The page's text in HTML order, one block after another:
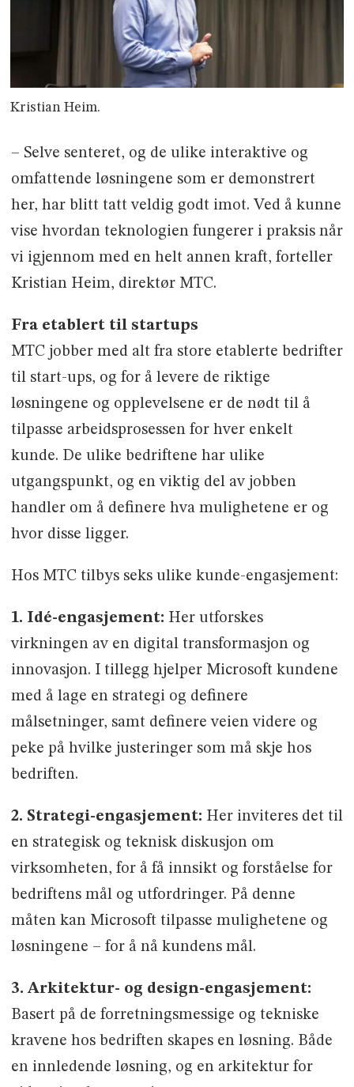
Kristian Heim.
– Selve senteret, og de ulike interaktive og
omfattende løsningene som er demonstrert
her, har blitt tatt veldig godt imot. Ved å kunne
vise hvordan teknologien fungerer i praksis når
vi igjennom med en helt annen kraft, forteller
Kristian Heim, direktør MTC.
Fra etablert til startups
MTC jobber med alt fra store etablerte bedrifter
til start-ups, og for å levere de riktige
løsningene og opplevelsene er de nødt til å
tilpasse arbeidsprosessen for hver enkelt
kunde. De ulike bedriftene har ulike
utgangspunkt, og en viktig del av jobben
handler om å definere hva mulighetene er og
hvor disse ligger.
Hos MTC tilbys seks ulike kunde-engasjement:
1. Idé-engasjement: Her utforskes
virkningen av en digital transformasjon og
innovasjon. I tillegg hjelper Microsoft kundene
med å lage en strategi og definere
målsetninger, samt definere veien videre og
peke på hvilke justeringer som må skje hos
bedriften.
2. Strategi-engasjement: Her inviteres det til
en strategisk og teknisk diskusjon om
virksomheten, for å få innsikt og forståelse for
bedriftens mål og utfordringer. På denne
måten kan Microsoft tilpasse mulighetene og
løsningene – for å nå kundens mål.
3. Arkitektur- og design-engasjement:
Basert på de forretningsmessige og tekniske
kravene hos bedriften skapes en løsning. Både
en innledende løsning, og en arkitektur for